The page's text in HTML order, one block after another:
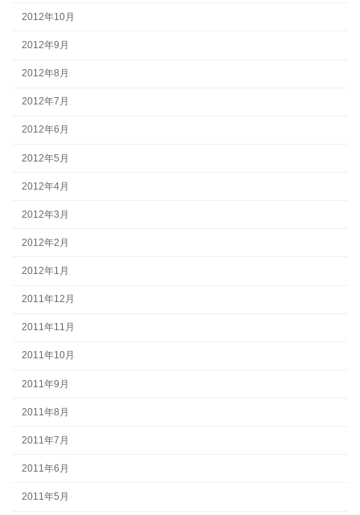
2012年10月
2012年9月
2012年8月
2012年7月
2012年6月
2012年5月
2012年4月
2012年3月
2012年2月
2012年1月
2011年12月
2011年11月
2011年10月
2011年9月
2011年8月
2011年7月
2011年6月
2011年5月